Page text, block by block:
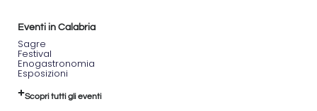
Eventi in Calabria
Sagre
Festival
Enogastronomia
Esposizioni
Scopri tutti gli eventi